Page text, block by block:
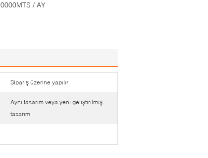
/ AY
Sipariş üzerine yapılır
Aynı tasarım veya yeni geliştirilmiş
tasarım